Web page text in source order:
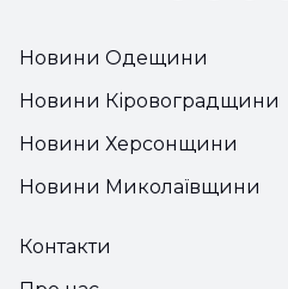
Новини Одещини
Новини Кіровоградщини
Новини Херсонщини
Новини Миколаївщини
Контакти